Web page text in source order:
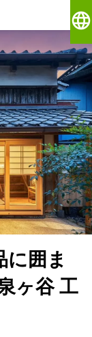
language
に囲ま
ヶ谷 工